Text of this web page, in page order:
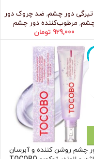
دور چشم, ضد چروک دور
, مرطوب‌کننده دور چشم
929,000 تومان
چشم روشن کننده و آبرسان